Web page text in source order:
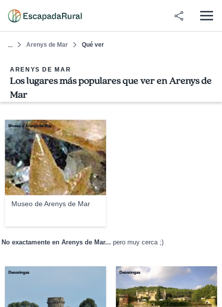
... Arenys de Mar Qué ver
ARENYS DE MAR
Los lugares más populares que ver en Arenys de
Mar
Museo de Arenys de Mar
Museu d'Arenys de Mar
No exactamente en Arenys de Mar... pero muy cerca ;)
Deosringas Deosringas